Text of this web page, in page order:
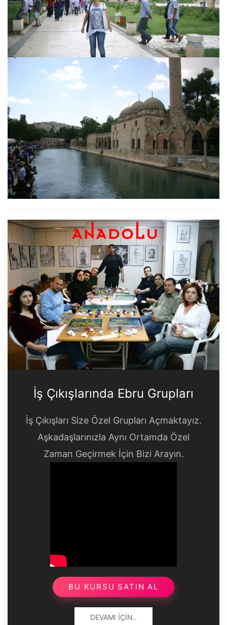
İş Çıkışlarında Ebru Grupları
İş Çıkışları Size Özel Grupları Açmaktayız.
Aşkadaşlarınızla Aynı Ortamda Özel
Zaman Geçirmek İçin Bizi Arayın.
BU KURSU SATIN AL
DEVAMI İÇIN..